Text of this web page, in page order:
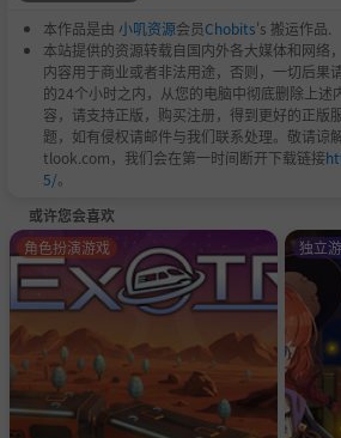
本作品是由 小叽资源会员Chobits's 搬运作品.
本站提供的资源转载自国内外各大媒体和网络
内容用于商业或者非法用途，否则，一切后果
的24个小时之内，从您的电脑中彻底删除上述
容，请支持正版，购买注册，得到更好的正版
题，如有侵权请邮件与我们联系处理。敬请谅
tlook.com，我们会在第一时间断开下载链接
5/。
或许您会喜欢
角色扮演游戏 独立